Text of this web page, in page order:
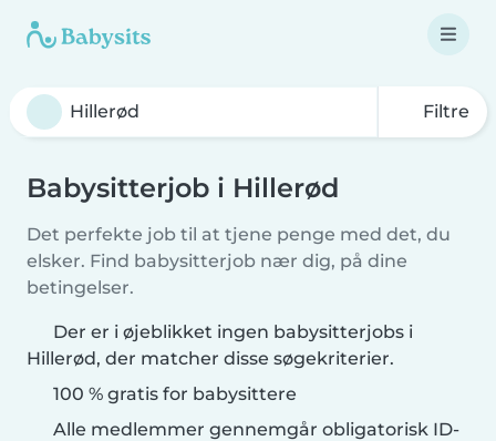
Filtre
Babysitterjob i Hillerød
Det perfekte job til at tjene penge med det, du
elsker. Find babysitterjob nær dig, på dine
betingelser.
Der er i øjeblikket ingen babysitterjobs i
Hillerød, der matcher disse søgekriterier.
100 % gratis for babysittere
Alle medlemmer gennemgår obligatorisk ID-